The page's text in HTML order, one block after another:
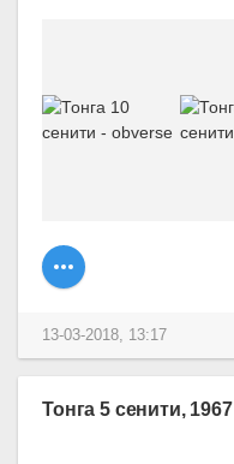
13-03-2018, 13:17
Тонга 5 сенити, 1967